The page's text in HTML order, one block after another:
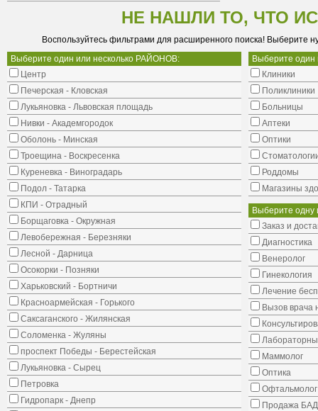
НЕ НАШЛИ ТО, ЧТО
Воспользуйтесь фильтрами для расширенного поиска! Выберите
Выберите один или несколько РАЙОНОВ:
Центр
Печерская - Кловская
Лукьяновка - Львовская площадь
Нивки - Академгородок
Оболонь - Минская
Троещина - Воскресенка
Куреневка - Виноградарь
Подол - Татарка
КПИ - Отрадный
Борщаговка - Окружная
Левобережная - Березняки
Лесной - Дарница
Осокорки - Позняки
Харьковский - Бортничи
Красноармейская - Горького
Саксаганского - Жилянская
Соломенка - Жуляны
проспект Победы - Берестейская
Лукьяновка - Сырец
Петровка
Гидропарк - Днепр
Выберите
Клиники
Поликлиники
Больницы
Аптеки
Оптики
Роддомы
Магазины
Выберите одну
Заказ и
Диагностика
Венеролог
Гинекология
Лечение
Вызов врача
Маммолог
Оптика
Офтальмолог
Продажа